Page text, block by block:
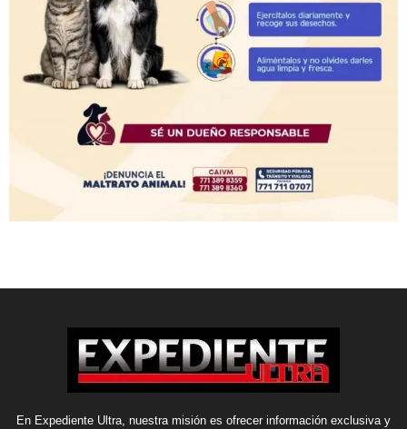
En Expediente Ultra, nuestra misión es ofrecer información exclusiva y